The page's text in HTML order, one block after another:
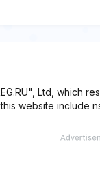
Ltd, which
website include